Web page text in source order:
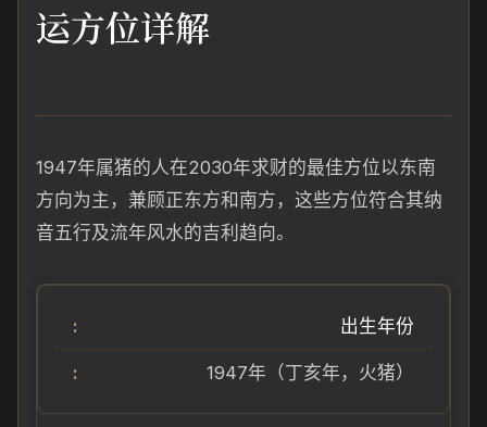
运方位详解
1947年属猪的人在2030年求财的最佳方位以东南
方向为主，兼顾正东方和南方，这些方位符合其纳
音五行及流年风水的吉利趋向。
出生年份
1947年（丁亥年，火猪）